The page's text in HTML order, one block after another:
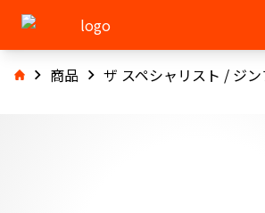
商品 ザ スペシャリスト / ジ